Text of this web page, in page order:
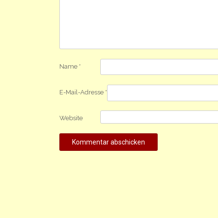
Name *
E-Mail-Adresse *
Website